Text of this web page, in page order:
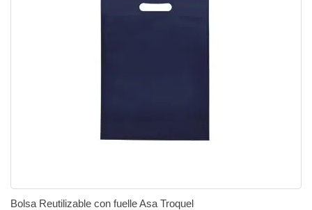
Bolsa Reutilizable con fuelle Asa Troquel